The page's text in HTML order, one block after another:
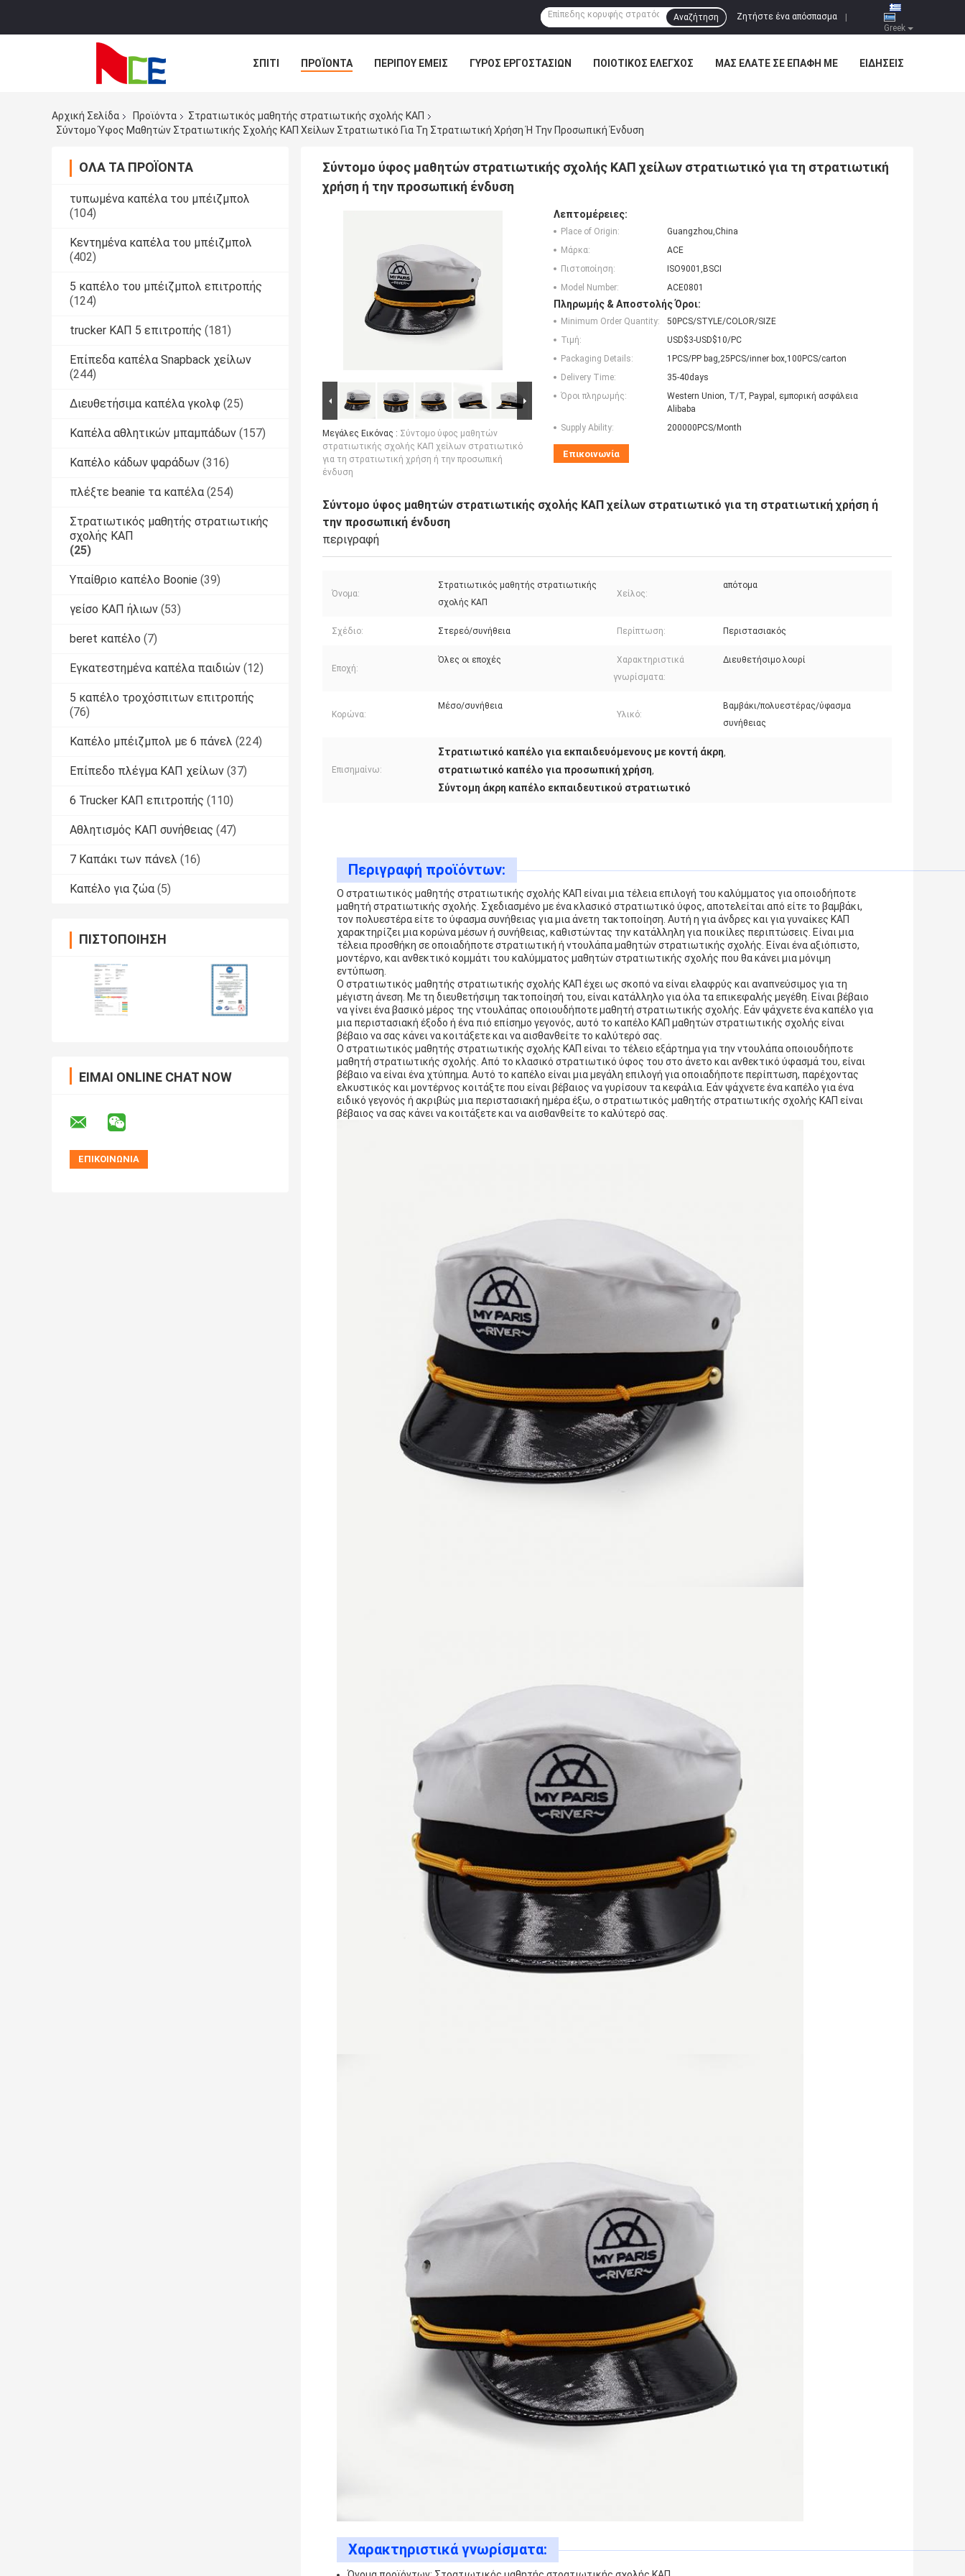
Greek
Ζητήστε ένα απόσπασμα
Αναζήτηση
ΣΠΊΤΙ ΠΡΟΪΌΝΤΑ ΠΕΡΊΠΟΥ ΕΜΕΊΣ ΓΎΡΟΣ ΕΡΓΟΣΤΑΣΊΩΝ ΠΟΙΟΤΙΚΌΣ ΈΛΕΓΧΟΣ ΜΑΣ ΕΛΆΤΕ ΣΕ ΕΠΑΦΉ ΜΕ ΕΙΔΉΣΕΙΣ
Αρχική Σελίδα
Προϊόντα
Στρατιωτικός μαθητής στρατιωτικής σχολής ΚΑΠ
Σύντομο Ύφος Μαθητών Στρατιωτικής Σχολής ΚΑΠ Χείλων Στρατιωτικό Για Τη Στρατιωτική Χρήση Ή Την Προσωπική Ένδυση
ΌΛΑ ΤΑ ΠΡΟΪΌΝΤΑ
τυπωμένα καπέλα του μπέιζμπολ
(104)
Κεντημένα καπέλα του μπέιζμπολ
(402)
5 καπέλο του μπέιζμπολ επιτροπής
(124)
trucker ΚΑΠ 5 επιτροπής (181)
Επίπεδα καπέλα Snapback χείλων
(244)
Διευθετήσιμα καπέλα γκολφ (25)
Καπέλα αθλητικών μπαμπάδων (157)
Καπέλο κάδων ψαράδων (316)
πλέξτε beanie τα καπέλα (254)
Στρατιωτικός μαθητής στρατιωτικής
σχολής ΚΑΠ
(25)
Υπαίθριο καπέλο Boonie (39)
γείσο ΚΑΠ ήλιων (53)
beret καπέλο (7)
Εγκατεστημένα καπέλα παιδιών (12)
5 καπέλο τροχόσπιτων επιτροπής
(76)
Καπέλο μπέιζμπολ με 6 πάνελ (224)
Επίπεδο πλέγμα ΚΑΠ χείλων (37)
6 Trucker ΚΑΠ επιτροπής (110)
Αθλητισμός ΚΑΠ συνήθειας (47)
7 Καπάκι των πάνελ (16)
Καπέλο για ζώα (5)
ΠΙΣΤΟΠΟΊΗΣΗ
ΕΊΜΑΙ ONLINE CHAT NOW
Σύντομο ύφος μαθητών στρατιωτικής σχολής ΚΑΠ χείλων στρατιωτικό για τη στρατιωτική
χρήση ή την προσωπική ένδυση
Μεγάλες Εικόνας : Σύντομο ύφος μαθητών
στρατιωτικής σχολής ΚΑΠ χείλων στρατιωτικό
για τη στρατιωτική χρήση ή την προσωπική
ένδυση
Λεπτομέρειες:
Place of Origin:
Guangzhou,China
Μάρκα:
ACE
Πιστοποίηση:
ISO9001,BSCI
Model Number:
ACE0801
Πληρωμής & Αποστολής Όροι:
Minimum Order Quantity:
50PCS/STYLE/COLOR/SIZE
Τιμή:
USD$3-USD$10/PC
Packaging Details:
1PCS/PP bag,25PCS/inner box,100PCS/carton
Delivery Time:
35-40days
Όροι πληρωμής:
Western Union, T/T, Paypal, εμπορική ασφάλεια
Alibaba
Supply Ability:
200000PCS/Month
Επικοινωνία
Σύντομο ύφος μαθητών στρατιωτικής σχολής ΚΑΠ χείλων στρατιωτικό για τη στρατιωτική χρήση ή
την προσωπική ένδυση
περιγραφή
Όνομα:
Στρατιωτικός μαθητής στρατιωτικής
σχολής ΚΑΠ
Χείλος:
απότομα
Σχέδιο: Στερεό/συνήθεια Περίπτωση: Περιστασιακός
Εποχή:
Όλες οι εποχές
Χαρακτηριστικά
γνωρίσματα:
Διευθετήσιμο λουρί
Κορώνα:
Μέσο/συνήθεια
Υλικό:
Βαμβάκι/πολυεστέρας/ύφασμα
συνήθειας
Επισημαίνω:
Στρατιωτικό καπέλο για εκπαιδευόμενους με κοντή άκρη
στρατιωτικό καπέλο για προσωπική χρήση
Σύντομη άκρη καπέλο εκπαιδευτικού στρατιωτικό
Περιγραφή προϊόντων:
Ο στρατιωτικός μαθητής στρατιωτικής σχολής ΚΑΠ είναι μια τέλεια επιλογή του καλύμματος για οποιοδήποτε
μαθητή στρατιωτικής σχολής. Σχεδιασμένο με ένα κλασικό στρατιωτικό ύφος, αποτελείται από είτε το βαμβάκι,
τον πολυεστέρα είτε το ύφασμα συνήθειας για μια άνετη τακτοποίηση. Αυτή η για άνδρες και για γυναίκες ΚΑΠ
χαρακτηρίζει μια κορώνα μέσων ή συνήθειας, καθιστώντας την κατάλληλη για ποικίλες περιπτώσεις. Είναι μια
τέλεια προσθήκη σε οποιαδήποτε στρατιωτική ή ντουλάπα μαθητών στρατιωτικής σχολής. Είναι ένα αξιόπιστο,
μοντέρνο, και ανθεκτικό κομμάτι του καλύμματος μαθητών στρατιωτικής σχολής που θα κάνει μια μόνιμη
εντύπωση.
Ο στρατιωτικός μαθητής στρατιωτικής σχολής ΚΑΠ έχει ως σκοπό να είναι ελαφρύς και αναπνεύσιμος για τη
μέγιστη άνεση. Με τη διευθετήσιμη τακτοποίησή του, είναι κατάλληλο για όλα τα επικεφαλής μεγέθη. Είναι βέβαιο
να γίνει ένα βασικό μέρος της ντουλάπας οποιουδήποτε μαθητή στρατιωτικής σχολής. Εάν ψάχνετε ένα καπέλο για
μια περιστασιακή έξοδο ή ένα πιό επίσημο γεγονός, αυτό το καπέλο ΚΑΠ μαθητών στρατιωτικής σχολής είναι
βέβαιο να σας κάνει να κοιτάξετε και να αισθανθείτε το καλύτερό σας.
Ο στρατιωτικός μαθητής στρατιωτικής σχολής ΚΑΠ είναι το τέλειο εξάρτημα για την ντουλάπα οποιουδήποτε
μαθητή στρατιωτικής σχολής. Από το κλασικό στρατιωτικό ύφος του στο άνετο και ανθεκτικό ύφασμά του, είναι
βέβαιο να είναι ένα χτύπημα. Αυτό το καπέλο είναι μια μεγάλη επιλογή για οποιαδήποτε περίπτωση, παρέχοντας
ελκυστικός και μοντέρνος κοιτάξτε που είναι βέβαιος να γυρίσουν τα κεφάλια. Εάν ψάχνετε ένα καπέλο για ένα
ειδικό γεγονός ή ακριβώς μια περιστασιακή ημέρα έξω, ο στρατιωτικός μαθητής στρατιωτικής σχολής ΚΑΠ είναι
βέβαιος να σας κάνει να κοιτάξετε και να αισθανθείτε το καλύτερό σας.
Χαρακτηριστικά γνωρίσματα: